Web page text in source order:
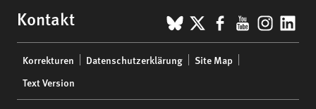
Kontakt BlueSky
X Facebook
YouTube
menu
Korrekturen Datenschutzerklärung
Site Map
Text Version